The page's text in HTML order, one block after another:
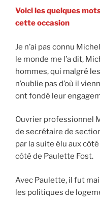
Voici les quelques
cette occasion
Je n’ai pas connu
le monde me l’a dit,
hommes, qui malgré
n’oublie pas d’où il
ont fondé leur
Ouvrier professionnel
de secrétaire de
par la suite élu aux
côté de Paulette Fost.
Avec Paulette, il fut
les politiques de